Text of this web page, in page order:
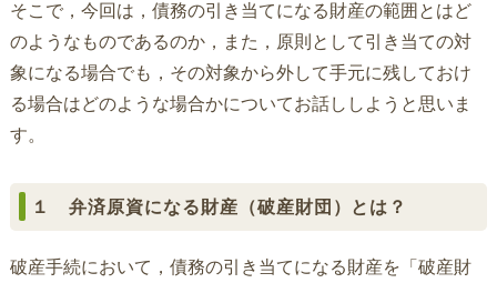
そこで，今回は，債務の引き当てになる財産の範囲とはど
のようなものであるのか，また，原則として引き当ての対
象になる場合でも，その対象から外して手元に残しておけ
る場合はどのような場合かについてお話ししようと思いま
す。
１ 弁済原資になる財産（破産財団）とは？
破産手続において，債務の引き当てになる財産を「破産財